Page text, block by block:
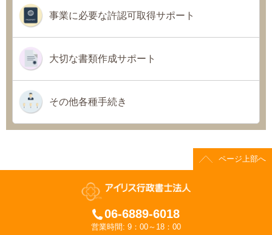
事業に必要な許認可取得サポート
大切な書類作成サポート
その他各種手続き
ページ上部へ
06-6889-6018
営業時間: 9：00～18：00